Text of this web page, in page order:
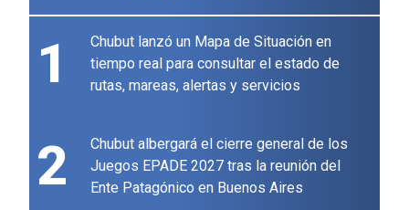
1
Chubut lanzó un Mapa de Situación en
tiempo real para consultar el estado de
rutas, mareas, alertas y servicios
2
Chubut albergará el cierre general de los
Juegos EPADE 2027 tras la reunión del
Ente Patagónico en Buenos Aires